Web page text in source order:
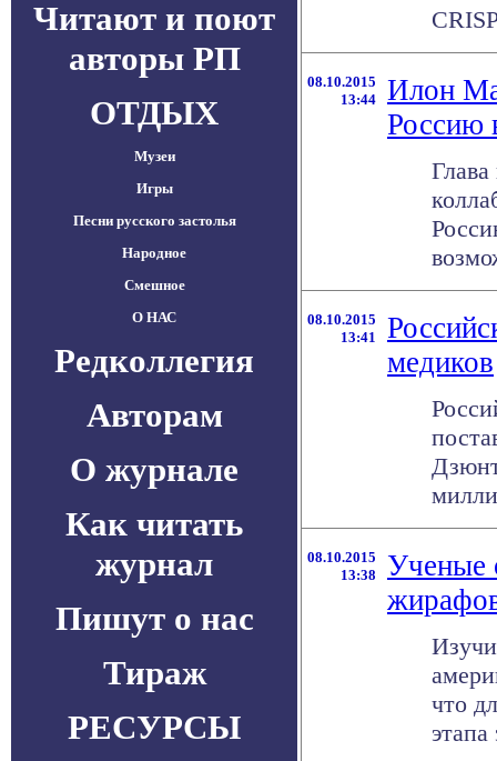
Читают и поют
авторы РП
ОТДЫХ
Музеи
Игры
Песни русского застолья
Народное
Смешное
О НАС
Редколлегия
Авторам
О журнале
Как читать
журнал
Пишут о нас
Тираж
РЕСУРСЫ
08.10.2015
13:44
Илон
Россию
08.10.2015
13:41
медиков
08.10.2015
13:38
Ученые
что